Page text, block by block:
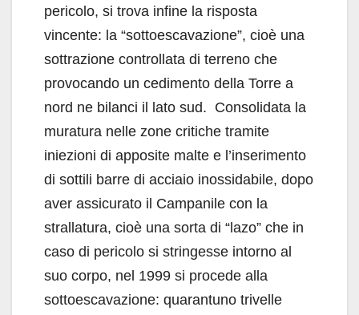
pericolo, si trova infine la risposta
vincente: la “sottoescavazione”, cioè una
sottrazione controllata di terreno che
provocando un cedimento della Torre a
nord ne bilanci il lato sud. Consolidata la
muratura nelle zone critiche tramite
iniezioni di apposite malte e l’inserimento
di sottili barre di acciaio inossidabile, dopo
aver assicurato il Campanile con la
strallatura, cioè una sorta di “lazo” che in
caso di pericolo si stringesse intorno al
suo corpo, nel 1999 si procede alla
sottoescavazione: quarantuno trivelle